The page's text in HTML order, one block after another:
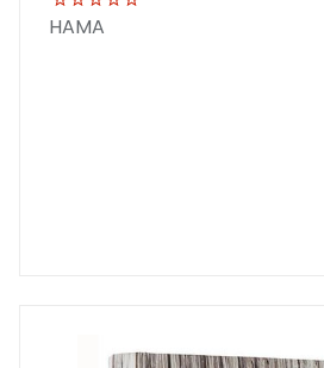
HAMA